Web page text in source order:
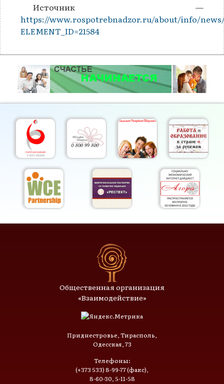
Источник —
https://www.rospotrebnadzor.ru/about/info/
ELEMENT_ID=21584
Общественная организация
«Взаимодействие»
Приднестровье, Тирасполь,
Одесская, 73
Телефоны:
(+373 533) 8-99-77 (факс),
8-60-30, 5-11-58